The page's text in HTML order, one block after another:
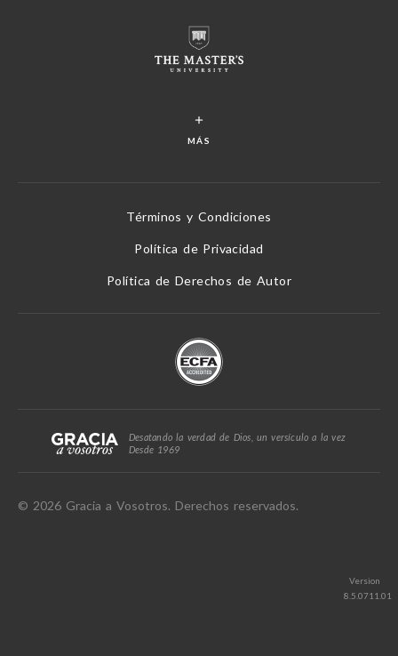
MÁS
Términos y Condiciones
Política de Privacidad
Política de Derechos de Autor
Desatando la verdad de Dios, un versículo a la vez
Desde 1969
© 2026 Gracia a Vosotros. Derechos reservados.
Version
8.5.0711.01